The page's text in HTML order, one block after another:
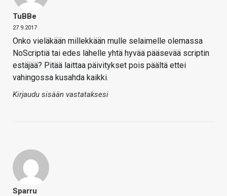
TuBBe
27.9.2017
Onko vieläkään millekkään mulle selaimelle olemassa
NoScriptiä tai edes lähelle yhtä hyvää pääsevää scriptin
estäjää? Pitää laittaa päivitykset pois päältä ettei
vahingossa kusahda kaikki.
Kirjaudu sisään vastataksesi
Sparru